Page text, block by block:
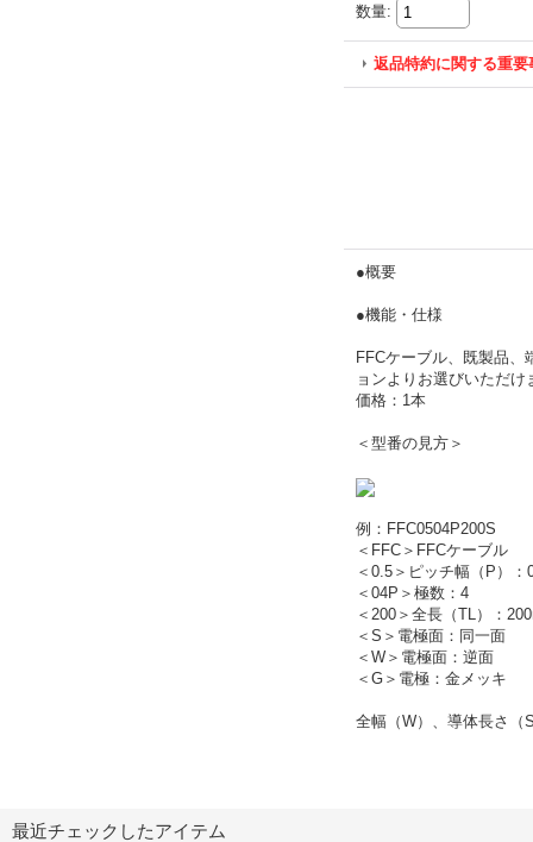
数量:
返品特約に関する重要
●概要
●機能・仕様
FFCケーブル、既製品
ョンよりお選びいただ
価格：1本
＜型番の見方＞
例：FFC0504P200S
＜FFC＞FFCケーブル
＜0.5＞ピッチ幅（P）：
＜04P＞極数：4
＜200＞全長（TL）：
＜S＞電極面：同一面
＜W＞電極面：逆面
＜G＞電極：金メッキ
全幅（W）、導体長さ（
最近チェックしたアイテム